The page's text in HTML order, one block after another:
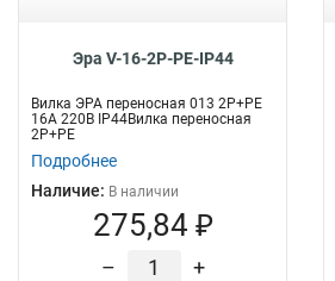
Эра V-16-2P-PE-IP44
Вилка ЭРА переносная 013 2Р+РЕ
16А 220В IP44Вилка переносная
2P+PE
Подробнее
Наличие: В наличии
275,84 ₽
– +